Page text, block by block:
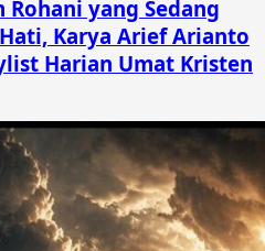
yang Sedang
Karya Arief Arianto
Harian Umat Kristen